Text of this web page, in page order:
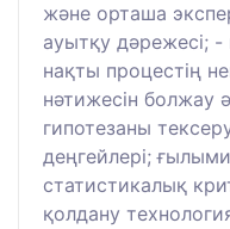
және орташа
ауытқу дәрежесі;
нақты процестің
нәтижесін болжау
гипотезаны
деңгейлері;
статистикалық
қолдану